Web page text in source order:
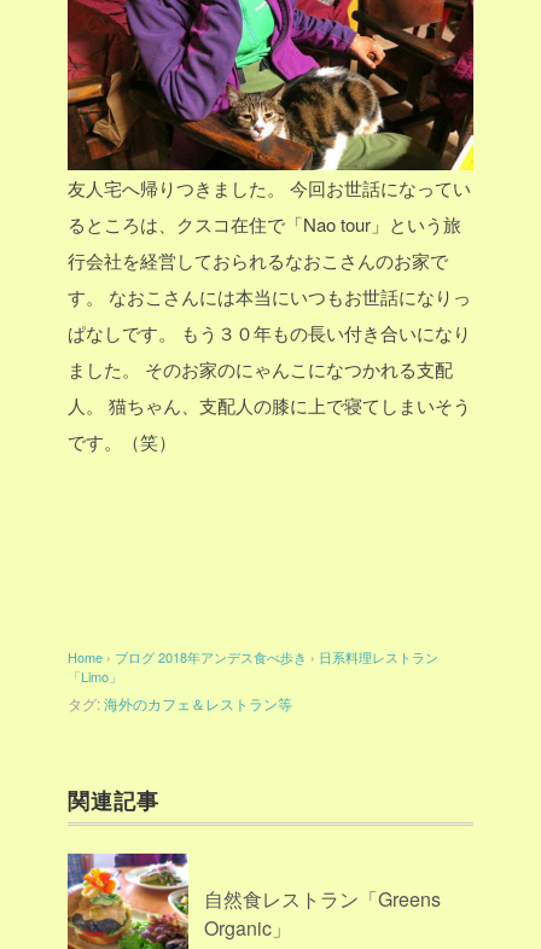
友人宅へ帰りつきました。
今回お世話になってい
るところは、クスコ在住で「Nao tour」という旅
行会社を経営しておられるなおこさんのお家で
す。
なおこさんには本当にいつもお世話になりっ
ぱなしです。
もう３０年もの長い付き合いになり
ました。
そのお家のにゃんこになつかれる支配
人。
猫ちゃん、支配人の膝に上で寝てしまいそう
です。（笑）
Home › ブログ2018年アンデス食べ歩き › 日系料理レストラン
「Limo」
タグ:海外のカフェ＆レストラン等
関連記事
自然食レストラン「Greens
Organic」